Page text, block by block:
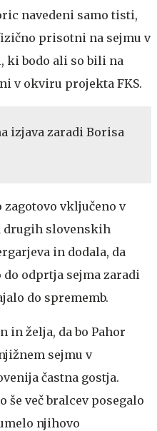
navedeni samo tisti,
prisotni na sejmu v
ki bodo ali so bili na
v okviru projekta FKS.
izjava zaradi Borisa
zagotovo vključeno v
drugih slovenskih
in dodala, da
do odprtja sejma zaradi
do sprememb.
in želja, da bo Pahor
sejmu v
častna gostja.
še več bralcev posegalo
njihovo